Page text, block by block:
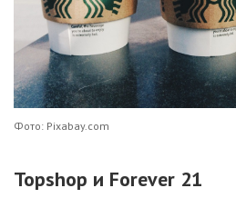
Фото: Pixabay.com
Topshop и Forever 21